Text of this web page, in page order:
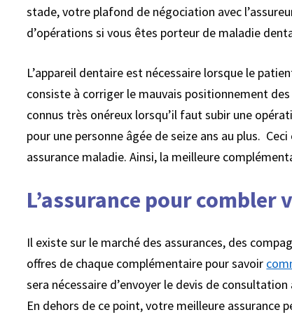
stade, votre plafond de négociation avec
d’opérations si vous êtes porteur de maladie
L’appareil dentaire est nécessaire lorsque le
consiste à corriger le mauvais positionnement
connus très onéreux lorsqu’il faut subir une
pour une personne âgée de seize ans au plus.
assurance maladie. Ainsi, la meilleure
L’assurance pour combler
Il existe sur le marché des assurances, des
offres de chaque complémentaire pour savoir
sera nécessaire d’envoyer le devis de
En dehors de ce point, votre meilleure